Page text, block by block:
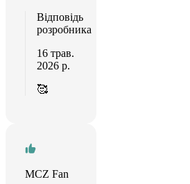
Відповідь
розробника
16 трав.
2026 р.
🥰
MCZ Fan